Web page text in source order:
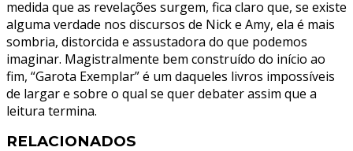
medida que as revelações surgem, fica claro que, se existe
alguma verdade nos discursos de Nick e Amy, ela é mais
sombria, distorcida e assustadora do que podemos
imaginar. Magistralmente bem construído do início ao
fim, “Garota Exemplar” é um daqueles livros impossíveis
de largar e sobre o qual se quer debater assim que a
leitura termina.
RELACIONADOS